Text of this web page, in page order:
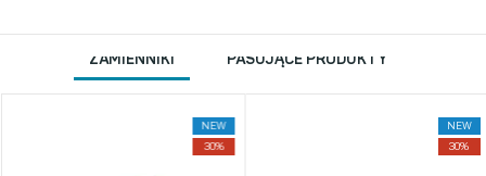
ZAMIENNIKI PASUJĄCE PRODUKTY
NEW
30%
NEW
30%